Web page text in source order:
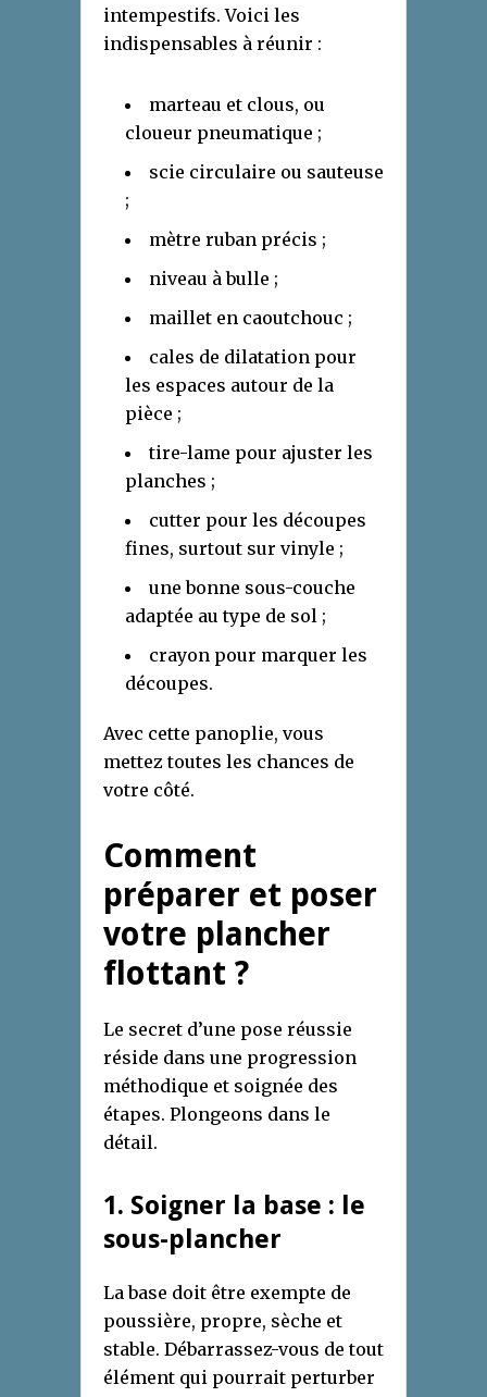
intempestifs. Voici les
indispensables à réunir :
marteau et clous, ou
cloueur pneumatique ;
scie circulaire ou sauteuse
;
mètre ruban précis ;
niveau à bulle ;
maillet en caoutchouc ;
cales de dilatation pour
les espaces autour de la
pièce ;
tire-lame pour ajuster les
planches ;
cutter pour les découpes
fines, surtout sur vinyle ;
une bonne sous-couche
adaptée au type de sol ;
crayon pour marquer les
découpes.
Avec cette panoplie, vous
mettez toutes les chances de
votre côté.
Comment
préparer et poser
votre plancher
flottant ?
Le secret d’une pose réussie
réside dans une progression
méthodique et soignée des
étapes. Plongeons dans le
détail.
1. Soigner la base : le
sous-plancher
La base doit être exempte de
poussière, propre, sèche et
stable. Débarrassez-vous de tout
élément qui pourrait perturber